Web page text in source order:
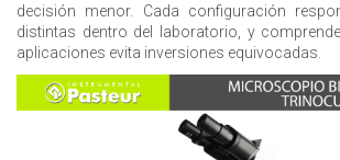
decisión menor. Cada configuración
distintas dentro del laboratorio, y
aplicaciones evita inversiones equivocadas.